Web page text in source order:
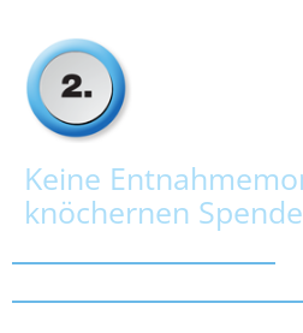
Keine
knöchernen